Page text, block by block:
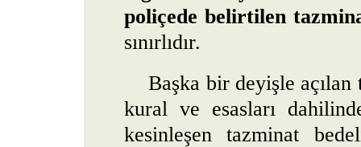
poliçede belirtilen
sınırlıdır.
Başka bir deyişle açılan
kural ve esasları
kesinleşen tazminat